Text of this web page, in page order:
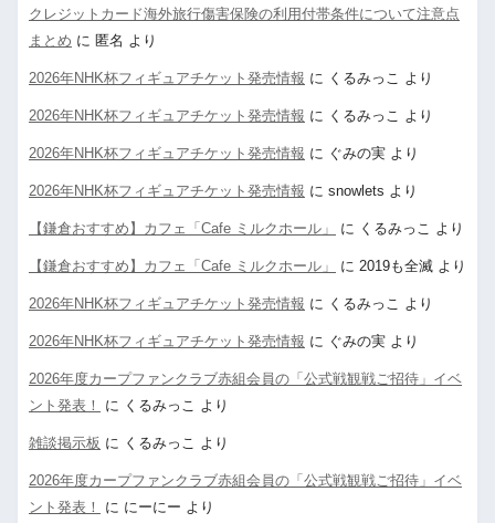
クレジットカード海外旅行傷害保険の利用付帯条件について注意点
まとめ に 匿名 より
2026年NHK杯フィギュアチケット発売情報 に くるみっこ より
2026年NHK杯フィギュアチケット発売情報 に くるみっこ より
2026年NHK杯フィギュアチケット発売情報 に ぐみの実 より
2026年NHK杯フィギュアチケット発売情報 に snowlets より
【鎌倉おすすめ】カフェ「Cafe ミルクホール」 に くるみっこ より
【鎌倉おすすめ】カフェ「Cafe ミルクホール」 に 2019も全滅 より
2026年NHK杯フィギュアチケット発売情報 に くるみっこ より
2026年NHK杯フィギュアチケット発売情報 に ぐみの実 より
2026年度カープファンクラブ赤組会員の「公式戦観戦ご招待」イベ
ント発表！
に くるみっこ より
雑談掲示板 に くるみっこ より
2026年度カープファンクラブ赤組会員の「公式戦観戦ご招待」イベ
ント発表！
に にーにー より